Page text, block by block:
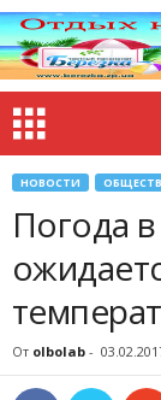
НОВОСТИ
Погода
От olbolab -